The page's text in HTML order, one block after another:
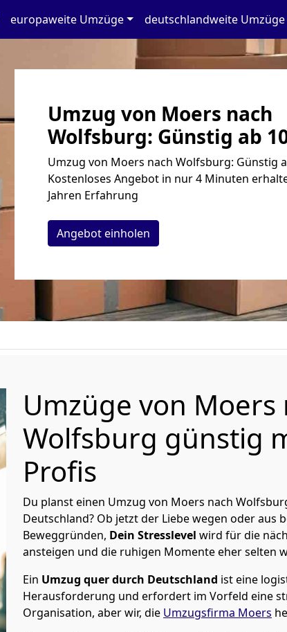
europaweite Umzüge deutschlandweite Umzüge
Umzug von Moers nach
Wolfsburg: Günstig ab
Umzug von Moers nach Wolfsburg: Günstig
Kostenloses Angebot in nur 4 Minuten
Jahren Erfahrung
Angebot einholen
Umzüge von Moers
Wolfsburg günstig
Profis
Du planst einen Umzug von Moers nach
Deutschland? Ob jetzt der Liebe wegen oder aus
Beweggründen, Dein Stresslevel wird für die
ansteigen und die ruhigen Momente eher selten
Ein Umzug quer durch Deutschland ist eine
Herausforderung und erfordert im Vorfeld eine
Organisation, aber wir, die Umzugsfirma Moers